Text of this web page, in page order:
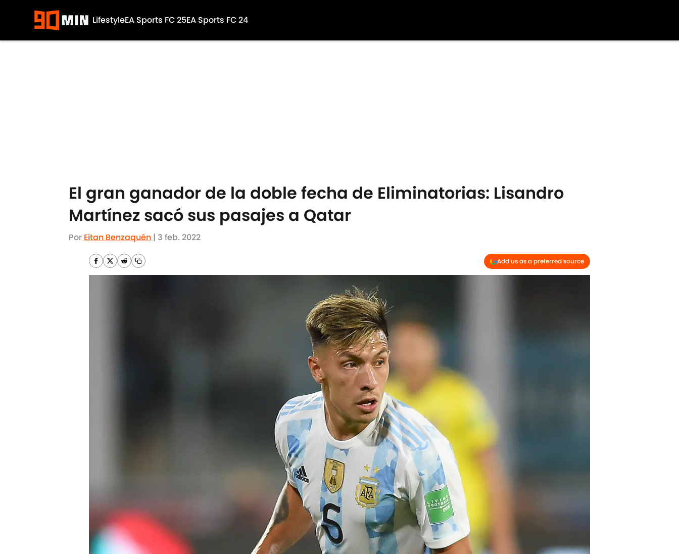
LifestyleEA Sports FC 25EA Sports FC 24
El gran ganador de la doble fecha de Eliminatorias: Lisandro
Martínez sacó sus pasajes a Qatar
Por Eitan Benzaquén | 3 feb. 2022
Add us as a preferred source